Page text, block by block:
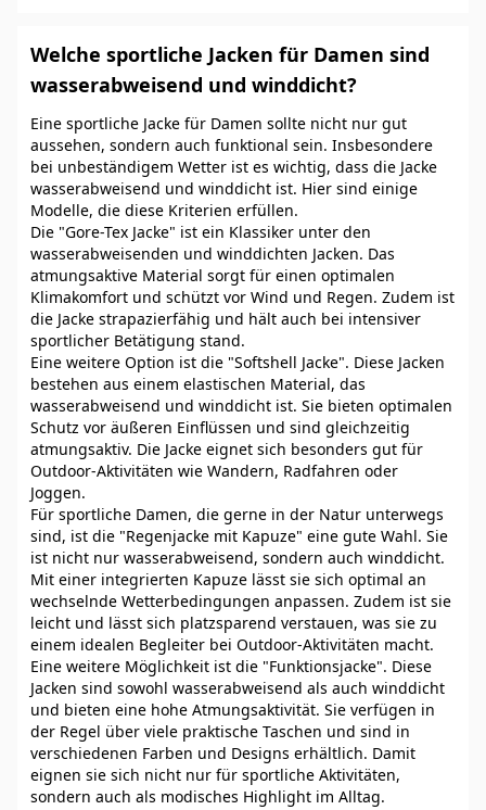
Welche sportliche Jacken für Damen sind
wasserabweisend und winddicht?
Eine sportliche Jacke für Damen sollte nicht nur gut
aussehen, sondern auch funktional sein. Insbesondere
bei unbeständigem Wetter ist es wichtig, dass die Jacke
wasserabweisend und winddicht ist. Hier sind einige
Modelle, die diese Kriterien erfüllen.
Die "Gore-Tex Jacke" ist ein Klassiker unter den
wasserabweisenden und winddichten Jacken. Das
atmungsaktive Material sorgt für einen optimalen
Klimakomfort und schützt vor Wind und Regen. Zudem ist
die Jacke strapazierfähig und hält auch bei intensiver
sportlicher Betätigung stand.
Eine weitere Option ist die "Softshell Jacke". Diese Jacken
bestehen aus einem elastischen Material, das
wasserabweisend und winddicht ist. Sie bieten optimalen
Schutz vor äußeren Einflüssen und sind gleichzeitig
atmungsaktiv. Die Jacke eignet sich besonders gut für
Outdoor-Aktivitäten wie Wandern, Radfahren oder
Joggen.
Für sportliche Damen, die gerne in der Natur unterwegs
sind, ist die "Regenjacke mit Kapuze" eine gute Wahl. Sie
ist nicht nur wasserabweisend, sondern auch winddicht.
Mit einer integrierten Kapuze lässt sie sich optimal an
wechselnde Wetterbedingungen anpassen. Zudem ist sie
leicht und lässt sich platzsparend verstauen, was sie zu
einem idealen Begleiter bei Outdoor-Aktivitäten macht.
Eine weitere Möglichkeit ist die "Funktionsjacke". Diese
Jacken sind sowohl wasserabweisend als auch winddicht
und bieten eine hohe Atmungsaktivität. Sie verfügen in
der Regel über viele praktische Taschen und sind in
verschiedenen Farben und Designs erhältlich. Damit
eignen sie sich nicht nur für sportliche Aktivitäten,
sondern auch als modisches Highlight im Alltag.